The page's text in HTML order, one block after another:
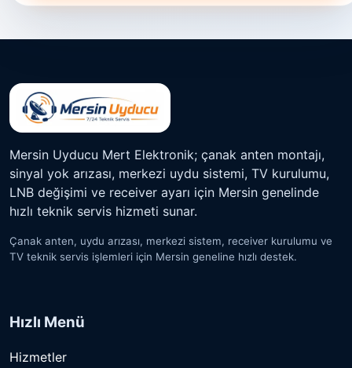
Mersin Uyducu Mert Elektronik; çanak anten montajı,
sinyal yok arızası, merkezi uydu sistemi, TV kurulumu,
LNB değişimi ve receiver ayarı için Mersin genelinde
hızlı teknik servis hizmeti sunar.
Çanak anten, uydu arızası, merkezi sistem, receiver kurulumu ve
TV teknik servis işlemleri için Mersin geneline hızlı destek.
Hızlı Menü
Hizmetler